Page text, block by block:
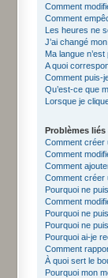
Comment
Comment
Les heures ne
J’ai changé
Ma langue
A quoi
Comment puis-
Qu’est-ce que
Lorsque je
Problèmes
Comment créer
Comment
Comment
Comment créer
Pourquoi ne
Comment
Pourquoi ne
Pourquoi ne
Pourquoi ai-je
Comment
À quoi sert le
Pourquoi mon